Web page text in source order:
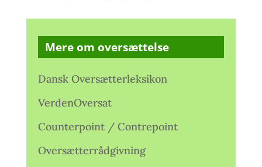
Mere om oversættelse
Dansk Oversætterleksikon
VerdenOversat
Counterpoint / Contrepoint
Oversætterrådgivning